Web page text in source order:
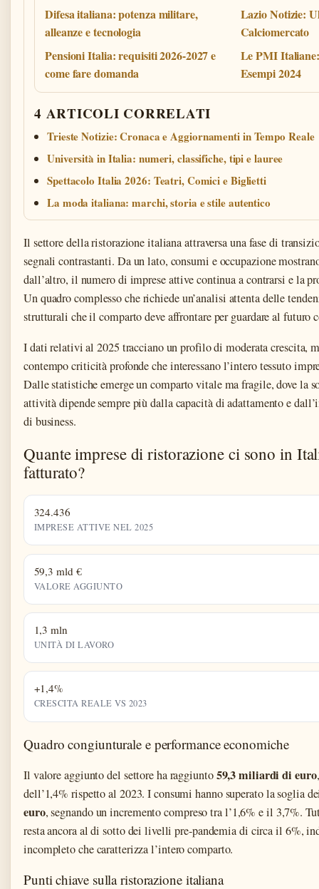
Difesa italiana: potenza militare,
alleanze e tecnologia
Lazio Notizie:
Calciomercato
Pensioni Italia: requisiti 2026-2027 e
come fare domanda
Le PMI
Esempi 2024
4 ARTICOLI CORRELATI
Trieste Notizie: Cronaca e Aggiornamenti in Tempo Reale
Università in Italia: numeri, classifiche, tipi e lauree
Spettacolo Italia 2026: Teatri, Comici e Biglietti
La moda italiana: marchi, storia e stile autentico
Il settore della ristorazione italiana attraversa una fase di
segnali contrastanti. Da un lato, consumi e occupazione
dall’altro, il numero di imprese attive continua a contrarsi e la
Un quadro complesso che richiede un’analisi attenta delle
strutturali che il comparto deve affrontare per guardare al futuro
I dati relativi al 2025 tracciano un profilo di moderata crescita,
contempo criticità profonde che interessano l’intero tessuto
Dalle statistiche emerge un comparto vitale ma fragile, dove la
attività dipende sempre più dalla capacità di adattamento e
di business.
Quante imprese di ristorazione ci sono in
fatturato?
324.436
IMPRESE ATTIVE NEL 2025
59,3 mld €
VALORE AGGIUNTO
1,3 mln
UNITÀ DI LAVORO
+1,4%
CRESCITA REALE VS 2023
Quadro congiunturale e performance economiche
Il valore aggiunto del settore ha raggiunto59,3 miliardi di euro
dell’1,4% rispetto al 2023. I consumi hanno superato la soglia
euro, segnando un incremento compreso tra l’1,6% e il 3,7%.
resta ancora al di sotto dei livelli pre-pandemia di circa il 6%,
incompleto che caratterizza l’intero comparto.
Punti chiave sulla ristorazione italiana